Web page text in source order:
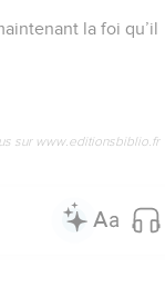
la foi qu’il
sur www.editionsbiblio.fr